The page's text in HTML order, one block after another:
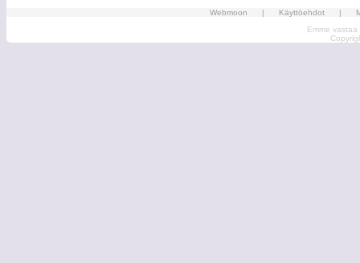
Webmoon | Käyttöehdot |
Emme